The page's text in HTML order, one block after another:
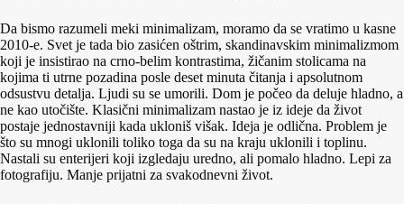
Da bismo razumeli meki minimalizam, moramo da se vratimo u kasne
2010-e. Svet je tada bio zasićen oštrim, skandinavskim minimalizmom
koji je insistirao na crno-belim kontrastima, žičanim stolicama na
kojima ti utrne pozadina posle deset minuta čitanja i apsolutnom
odsustvu detalja. Ljudi su se umorili. Dom je počeo da deluje hladno, a
ne kao utočište. Klasični minimalizam nastao je iz ideje da život
postaje jednostavniji kada ukloniš višak. Ideja je odlična. Problem je
što su mnogi uklonili toliko toga da su na kraju uklonili i toplinu.
Nastali su enterijeri koji izgledaju uredno, ali pomalo hladno. Lepi za
fotografiju. Manje prijatni za svakodnevni život.